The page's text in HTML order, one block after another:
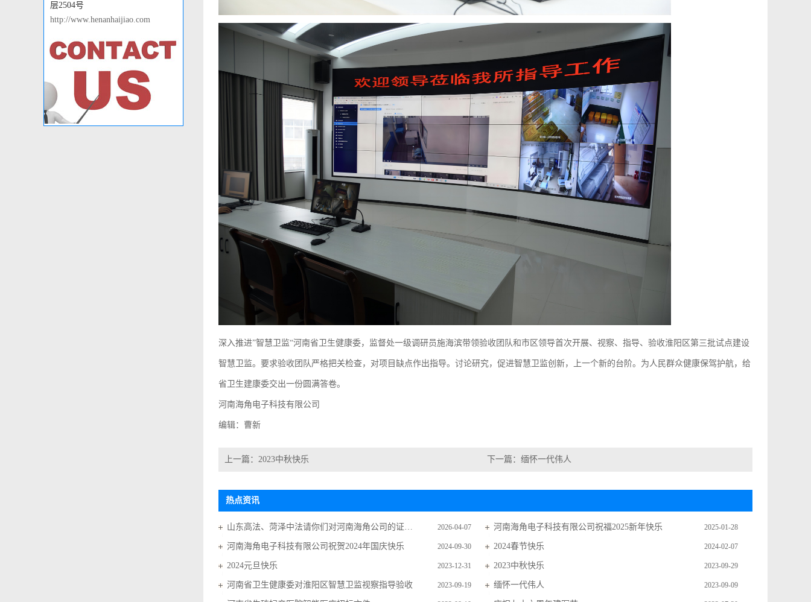
层2504号
http://www.henanhaijiao.com
深入推进”智慧卫监“河南省卫生健康委，监督处一级调研员施海滨带领验收团队和市区领导首次开展、视察、指导、验收淮阳区第三批试点建设
智慧卫监。要求验收团队严格把关检查，对项目缺点作出指导。讨论研究，促进智慧卫监创新，上一个新的台阶。为人民群众健康保驾护航，给
省卫生建康委交出一份圆满答卷。
河南海角电子科技有限公司
编辑：曹新
上一篇： 2023中秋快乐 下一篇： 缅怀一代伟人
热点资讯
2026-04-07
山东高法、菏泽中法请你们对河南海角公司的证据，不采纳做出解释。 2025-01-28
河南海角电子科技有限公司祝福2025新年快乐
2024-09-30
河南海角电子科技有限公司祝贺2024年国庆快乐 2024-02-07
2024春节快乐
2023-12-31
2024元旦快乐 2023-09-29
2023中秋快乐
2023-09-19
河南省卫生健康委对淮阳区智慧卫监视察指导验收 2023-09-09
缅怀一代伟人